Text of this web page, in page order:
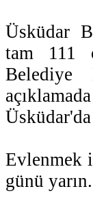
Üsküdar
tam 111
Belediye
Üsküdar'da
Evlenmek
günü